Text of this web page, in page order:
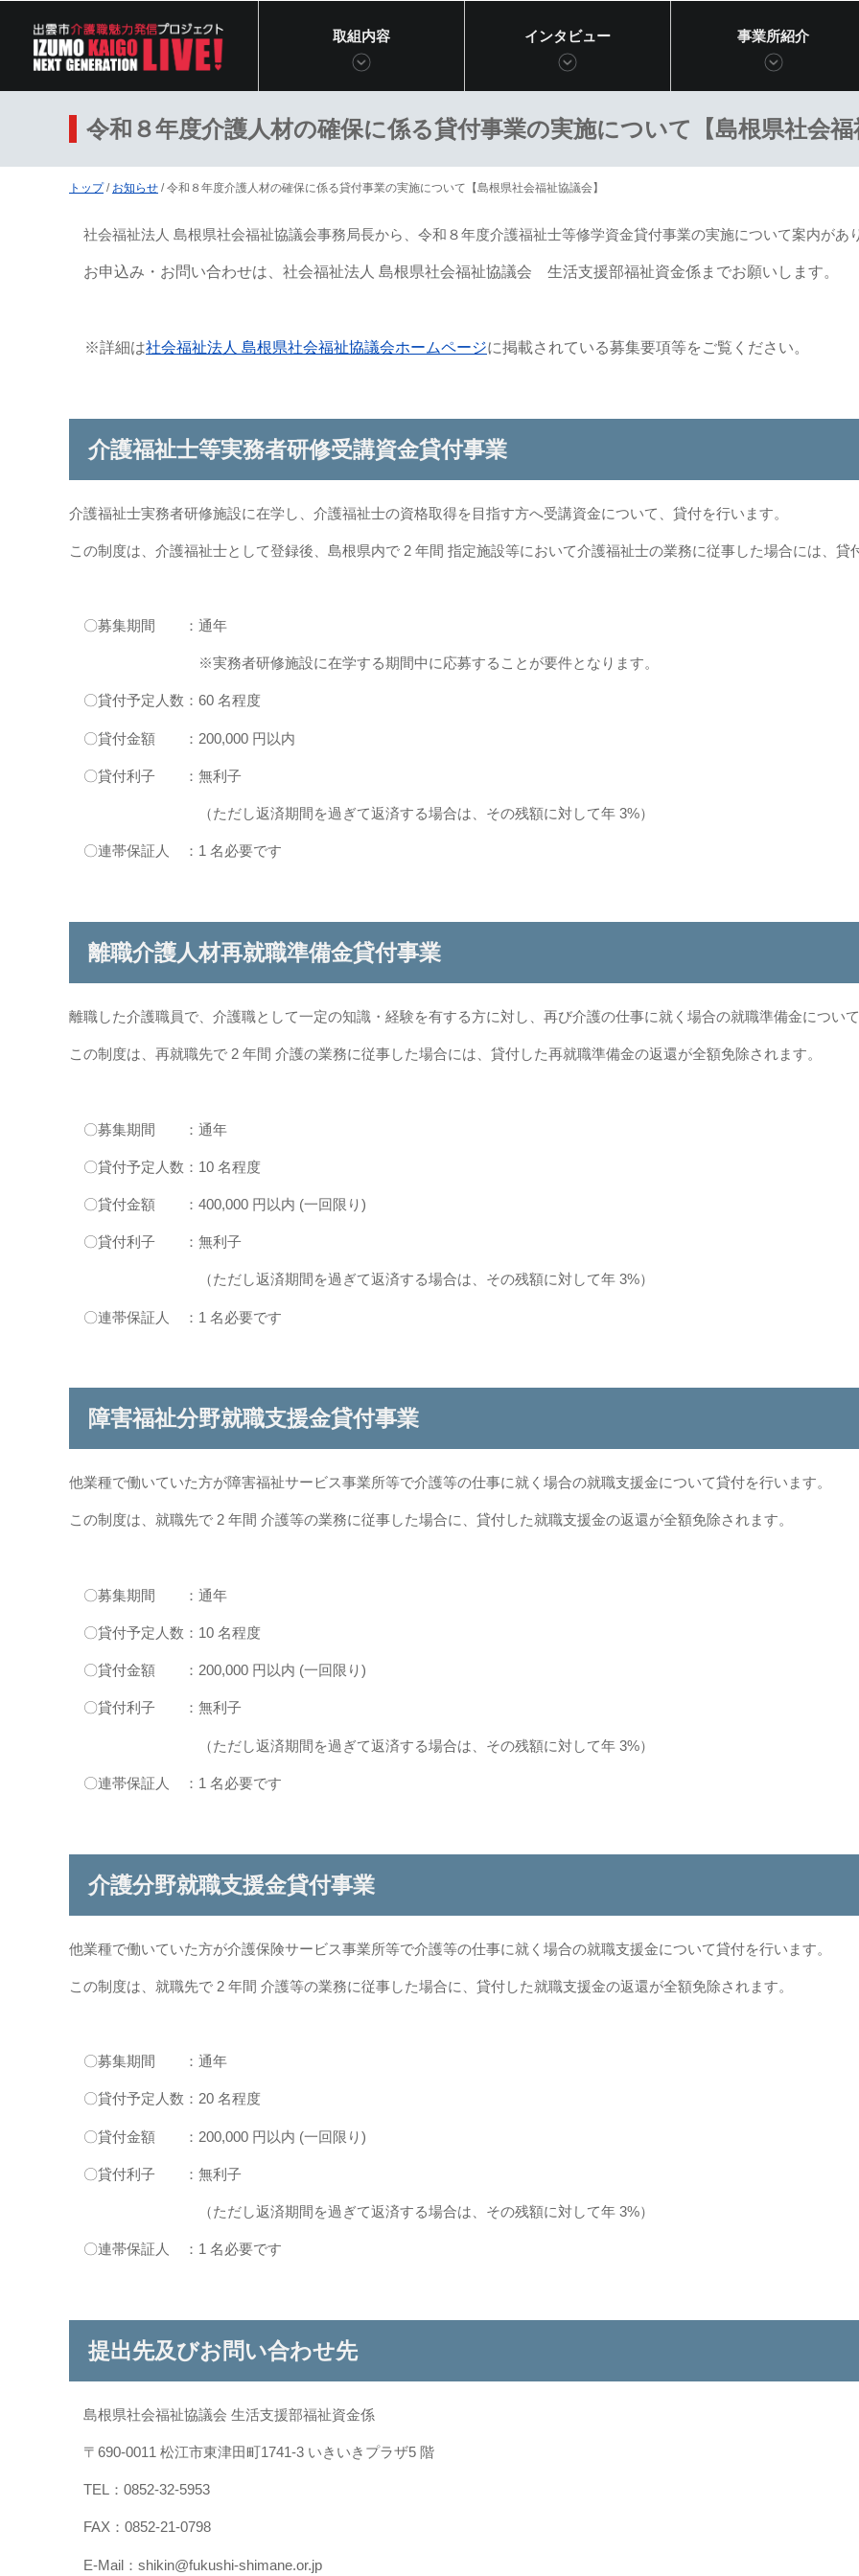
取組内容
インタビュー 事業所紹介
令和８年度介護人材の確保に係る貸付事業の実施について【島根県社会福
現
置：
トップ/ お知らせ /令和８年度介護人材の確保に係る貸付事業の実施について【島根県社会福祉協議会】
社会福祉法人 島根県社会福祉協議会事務局長から、令和８年度介護福祉士等修学資金貸付事業の実施について案内があ
お申込み・お問い合わせは、社会福祉法人 島根県社会福祉協議会 生活支援部福祉資金係までお願いします。
※詳細は社会福祉法人 島根県社会福祉協議会ホームページに掲載されている募集要項等をご覧ください。
介護福祉士等実務者研修受講資金貸付事業
介護福祉士実務者研修施設に在学し、介護福祉士の資格取得を目指す方へ受講資金について、貸付を行います。
この制度は、介護福祉士として登録後、島根県内で 2 年間 指定施設等において介護福祉士の業務に従事した場合には、貸
〇募集期間 ：通年
※実務者研修施設に在学する期間中に応募することが要件となります。
〇貸付予定人数：60 名程度
〇貸付金額 ：200,000 円以内
〇貸付利子 ：無利子
（ただし返済期間を過ぎて返済する場合は、その残額に対して年 3%）
〇連帯保証人 ：1 名必要です
離職介護人材再就職準備金貸付事業
離職した介護職員で、介護職として一定の知識・経験を有する方に対し、再び介護の仕事に就く場合の就職準備金について
この制度は、再就職先で 2 年間 介護の業務に従事した場合には、貸付した再就職準備金の返還が全額免除されます。
〇募集期間 ：通年
〇貸付予定人数：10 名程度
〇貸付金額 ：400,000 円以内 (一回限り)
〇貸付利子 ：無利子
（ただし返済期間を過ぎて返済する場合は、その残額に対して年 3%）
〇連帯保証人 ：1 名必要です
障害福祉分野就職支援金貸付事業
他業種で働いていた方が障害福祉サービス事業所等で介護等の仕事に就く場合の就職支援金について貸付を行います。
この制度は、就職先で 2 年間 介護等の業務に従事した場合に、貸付した就職支援金の返還が全額免除されます。
〇募集期間 ：通年
〇貸付予定人数：10 名程度
〇貸付金額 ：200,000 円以内 (一回限り)
〇貸付利子 ：無利子
（ただし返済期間を過ぎて返済する場合は、その残額に対して年 3%）
〇連帯保証人 ：1 名必要です
介護分野就職支援金貸付事業
他業種で働いていた方が介護保険サービス事業所等で介護等の仕事に就く場合の就職支援金について貸付を行います。
この制度は、就職先で 2 年間 介護等の業務に従事した場合に、貸付した就職支援金の返還が全額免除されます。
〇募集期間 ：通年
〇貸付予定人数：20 名程度
〇貸付金額 ：200,000 円以内 (一回限り)
〇貸付利子 ：無利子
（ただし返済期間を過ぎて返済する場合は、その残額に対して年 3%）
〇連帯保証人 ：1 名必要です
提出先及びお問い合わせ先
島根県社会福祉協議会 生活支援部福祉資金係
〒690-0011 松江市東津田町1741-3 いきいきプラザ5 階
TEL：0852-32-5953
FAX：0852-21-0798
E-Mail：shikin@fukushi-shimane.or.jp